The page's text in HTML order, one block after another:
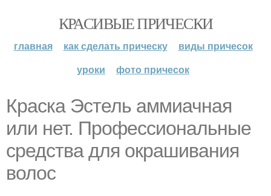
КРАСИВЫЕ ПРИЧЕСКИ
главная как сделать прическу
виды причесок
уроки
фото причесок
Краска Эстель аммиачная
или нет. Профессиональные
средства для окрашивания
волос